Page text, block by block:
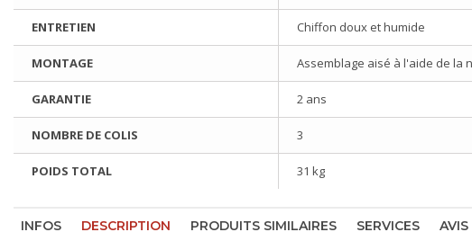
ENTRETIEN Chiffon doux et humide
MONTAGE Assemblage aisé à l'aide de la
GARANTIE 2 ans
NOMBRE DE COLIS 3
POIDS TOTAL 31 kg
INFOS DESCRIPTION PRODUITS SIMILAIRES SERVICES AVIS